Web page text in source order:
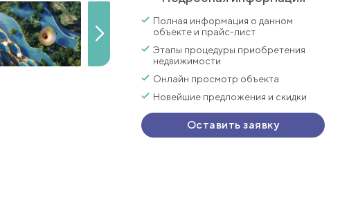
Полная информация о данном
объекте и прайс-лист
Этапы процедуры приобретения
недвижимости
Онлайн просмотр объекта
Новейшие предложения и скидки
Оставить заявку